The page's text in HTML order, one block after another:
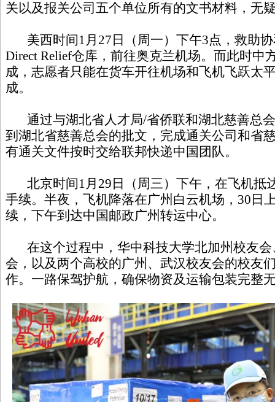
关以及报关公司五个单位所有的文书材料，无
美西时间1月27日（周一）下午3点，救助协
Direct Relief仓库，前往奥克兰机场。而此时中
成，志愿者只能在货车开往机场和飞机飞跃太
成。
通过与湖北省人才局/省侨联和湖北慈善总
到湖北省慈善总会的批文，完成通关公司和省
有通关文件按时交给联邦快递中国团队。
北京时间1月29日（周三）下午，在飞机抵
手续。半夜，飞机降落在广州白云机场，30日
续，下午到达中国邮政广州转运中心。
在这个过程中，华中科技大学北加州校友会
会，以及两个高校的广州、武汉校友会的校友
作。一路保驾护航，确保物资及运输包装完整